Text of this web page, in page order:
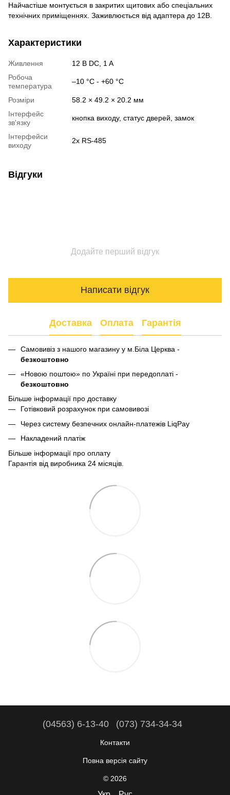
Найчастіше монтується в закритих щитових або спеціальних
технічних приміщеннях. Заживлюється від адаптера до 12В.
Характеристики
Живлення
12 В DC, 1 A
Робоча
температура
–10 °C - +60 °C
Розміри
58.2 × 49.2 × 20.2 мм
Інтерфейс
зв'язку
кнопка виходу, статус дверей, замок
Інтерфейси
виходу
2x RS-485
Відгуки
Додайте перший відгук
Написати відгук
Доставка Оплата Гарантія
Самовивіз з нашого магазину у м.Біла Церква -
безкоштовно
«Новою поштою» по Україні при передоплаті -
безкоштовно
Більше інформації про доставку
Готівковий розрахунок при самовивозі
Через систему безпечних онлайн-платежів LiqPay
Накладений платіж
Більше інформації про оплату
Гарантія від виробника 24 місяців.
(04563) 6-13-40 (073) 734-34-34
Контакти
Повна версія сайту
© 2026